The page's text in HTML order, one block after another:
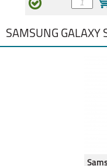
GALAXY
SAMSUNG GALAXY